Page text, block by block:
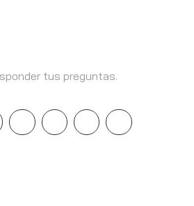
tus preguntas.